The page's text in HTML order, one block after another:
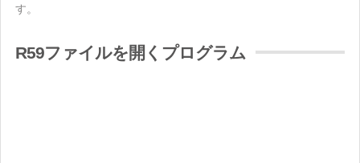
す。
R59ファイルを開くプログラム